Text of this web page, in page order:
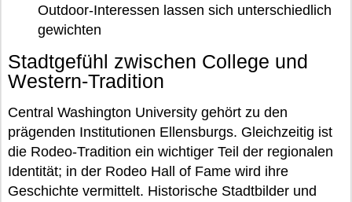
Outdoor-Interessen lassen sich unterschiedlich
gewichten
Stadtgefühl zwischen College und
Western-Tradition
Central Washington University gehört zu den
prägenden Institutionen Ellensburgs. Gleichzeitig ist
die Rodeo-Tradition ein wichtiger Teil der regionalen
Identität; in der Rodeo Hall of Fame wird ihre
Geschichte vermittelt. Historische Stadtbilder und